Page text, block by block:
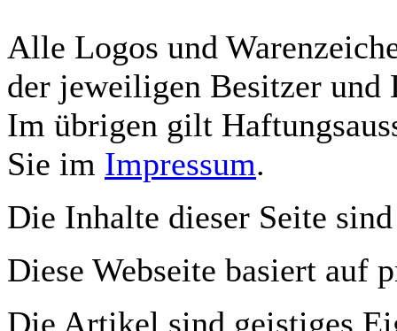
Alle Logos und
der jeweiligen Besitzer und
Im übrigen gilt
Sie im Impressum.
Die Inhalte dieser Seite
Diese Webseite basiert auf
Die Artikel sind geistiges